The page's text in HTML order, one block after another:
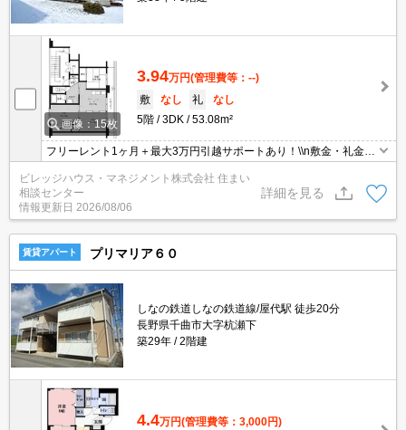
画像：15枚
3.94万円(管理費等：--)
敷
なし 礼
なし
5階
3DK 53.08m²
フリーレント1ヶ月＋最大3万円引越サポートあり！\\n敷金・礼金・
更新料・鍵交換手数料0円！※契約内容や審査の結果、敷金をお預
かりする場合がございます。
ビレッジハウス・マネジメント株式会社 住まい
相談センター
情報更新日 2026/08/06
詳細を見る
賃貸アパート プリマリア６０
しなの鉄道しなの鉄道線/屋代駅 徒歩20分
長野県千曲市大字杭瀬下
築29年
2階建
4.4万円(管理費等：3,000円)